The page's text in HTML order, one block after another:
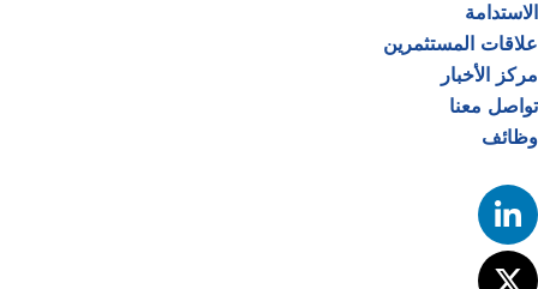
الاستدامة
علاقات المستثمرين
مركز الأخبار
تواصل معنا
وظائف